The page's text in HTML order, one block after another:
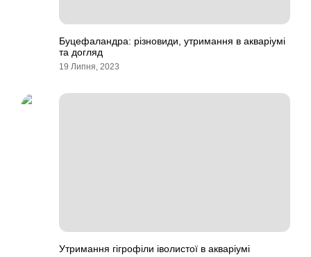
Буцефаландра: різновиди, утримання в акваріумі
та догляд
19 Липня, 2023
Утримання гігрофіли іволистої в акваріумі